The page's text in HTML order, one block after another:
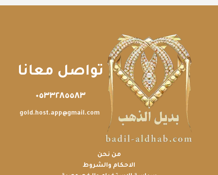
تواصل معانا
٠٥٣٣٢٨٥٥٨٣
gold.host.app@gmail.com
من نحن
الاحكام والشروط